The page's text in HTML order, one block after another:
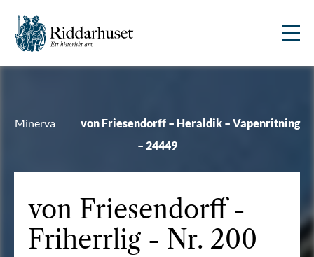
Minerva
von Friesendorff – Heraldik – Vapenritning
– 24449
von Friesendorff-
Friherrlig - Nr. 200